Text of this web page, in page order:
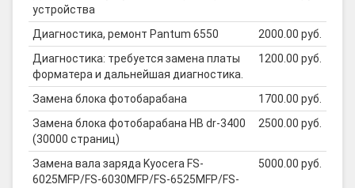
устройства
Диагностика, ремонт Pantum 6550
2000.00 руб.
Диагностика: требуется замена платы
форматера и дальнейшая диагностика.
1200.00 руб.
Замена блока фотобарабана
1700.00 руб.
Замена блока фотобарабана HB dr-3400
(30000 страниц)
2500.00 руб.
Замена вала заряда Kyocera FS-
6025MFP/FS-6030MFP/FS-6525MFP/FS-
5000.00 руб.